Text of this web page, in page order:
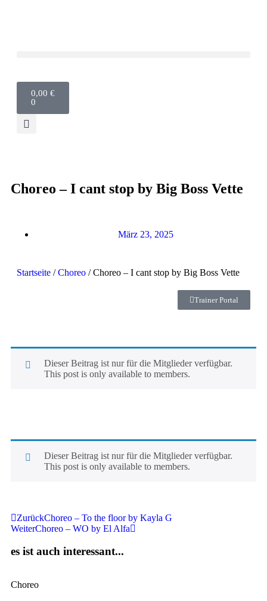
0,00 €
0
Choreo – I cant stop by Big Boss Vette
März 23, 2025
Startseite /Choreo / Choreo – I cant stop by Big Boss Vette
Trainer Portal
Dieser Beitrag ist nur für die Mitglieder verfügbar.
This post is only available to members.
Dieser Beitrag ist nur für die Mitglieder verfügbar.
This post is only available to members.
ZurückChoreo – To the floor by Kayla G
WeiterChoreo – WO by El Alfa
es ist auch interessant...
Choreo